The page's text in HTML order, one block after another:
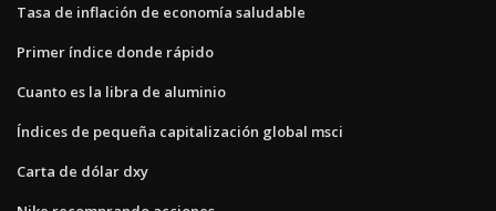
Tasa de inflación de economía saludable
Primer índice donde rápido
Cuanto es la libra de aluminio
Índices de pequeña capitalización global msci
Carta de dólar dxy